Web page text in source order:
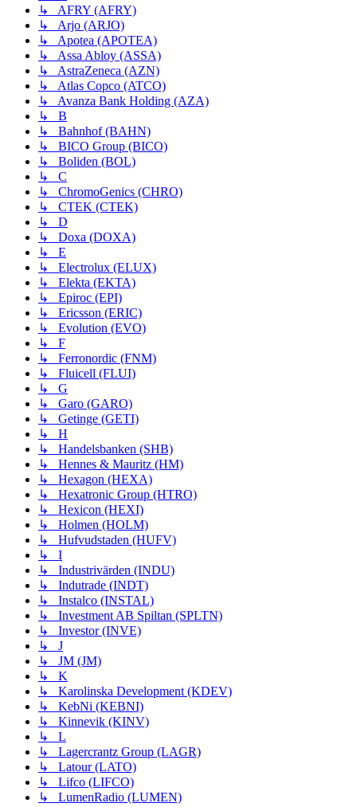
↳ AFRY (AFRY)
↳ Arjo (ARJO)
↳ Apotea (APOTEA)
↳ Assa Abloy (ASSA)
↳ AstraZeneca (AZN)
↳ Atlas Copco (ATCO)
↳ Avanza Bank Holding (AZA)
↳ B
↳ Bahnhof (BAHN)
↳ BICO Group (BICO)
↳ Boliden (BOL)
↳ C
↳ ChromoGenics (CHRO)
↳ CTEK (CTEK)
↳ D
↳ Doxa (DOXA)
↳ E
↳ Electrolux (ELUX)
↳ Elekta (EKTA)
↳ Epiroc (EPI)
↳ Ericsson (ERIC)
↳ Evolution (EVO)
↳ F
↳ Ferronordic (FNM)
↳ Fluicell (FLUI)
↳ G
↳ Garo (GARO)
↳ Getinge (GETI)
↳ H
↳ Handelsbanken (SHB)
↳ Hennes & Mauritz (HM)
↳ Hexagon (HEXA)
↳ Hexatronic Group (HTRO)
↳ Hexicon (HEXI)
↳ Holmen (HOLM)
↳ Hufvudstaden (HUFV)
↳ I
↳ Industrivärden (INDU)
↳ Indutrade (INDT)
↳ Instalco (INSTAL)
↳ Investment AB Spiltan (SPLTN)
↳ Investor (INVE)
↳ J
↳ JM (JM)
↳ K
↳ Karolinska Development (KDEV)
↳ KebNi (KEBNI)
↳ Kinnevik (KINV)
↳ L
↳ Lagercrantz Group (LAGR)
↳ Latour (LATO)
↳ Lifco (LIFCO)
↳ LumenRadio (LUMEN)